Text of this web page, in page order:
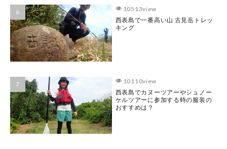
10513view
西表島で一番高い山 古見岳トレッ
キング
10110view
西表島でカヌーツアーやシュノー
ケルツアーに参加する時の服装の
おすすめは？